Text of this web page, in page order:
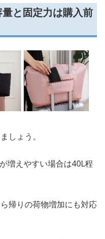
と固定力は購入前
しょう。
増えやすい場合は40L程
帰りの荷物増加にも対応